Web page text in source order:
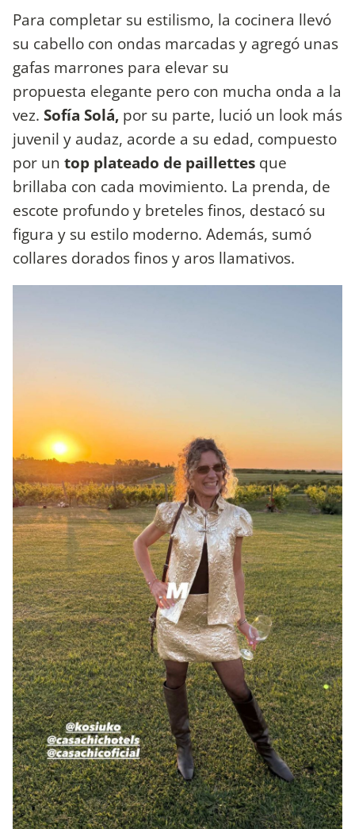
Para completar su estilismo, la cocinera llevó
su cabello con ondas marcadas y agregó unas
gafas marrones para elevar su
propuesta elegante pero con mucha onda a la
vez. Sofía Solá, por su parte, lució un look más
juvenil y audaz, acorde a su edad, compuesto
por un top plateado de paillettes que
brillaba con cada movimiento. La prenda, de
escote profundo y breteles finos, destacó su
figura y su estilo moderno. Además, sumó
collares dorados finos y aros llamativos.